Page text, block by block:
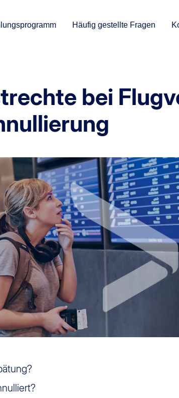
Häufig gestellte Fragen
bei